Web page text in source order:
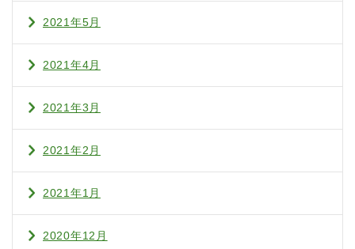
2021年5月
2021年4月
2021年3月
2021年2月
2021年1月
2020年12月